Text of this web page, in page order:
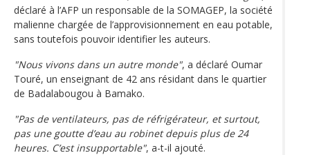
déclaré à l’AFP un responsable de la SOMAGEP, la société
malienne chargée de l’approvisionnement en eau potable,
sans toutefois pouvoir identifier les auteurs.
"Nous vivons dans un autre monde", a déclaré Oumar
Touré, un enseignant de 42 ans résidant dans le quartier
de Badalabougou à Bamako.
"Pas de ventilateurs, pas de réfrigérateur, et surtout,
pas une goutte d’eau au robinet depuis plus de 24
heures. C’est insupportable", a-t-il ajouté.